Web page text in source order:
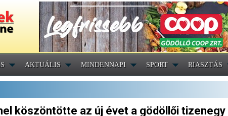
AKTUÁLIS MINDENNAPI SPORT RIASZTÁS
köszöntötte az új évet a gödöllői tizenegy